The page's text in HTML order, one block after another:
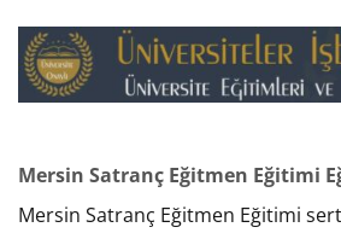
Mersin Satranç Eğitmen Eğitimi
Mersin Satranç Eğitmen Eğitimi